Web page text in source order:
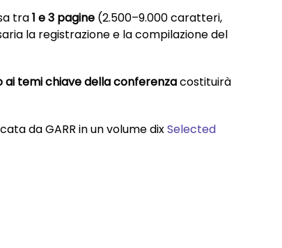
tra1 e 3 pagine (2.500–9.000 caratteri,
la registrazione e la compilazione del
ai temi chiave della conferenzacostituirà
da GARR in un volume dixSelected